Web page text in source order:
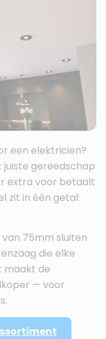
een elektricien?
juiste gereedschap
extra voor betaalt
zit in één getal:
75mm sluiten
die elke
maakt de
— voor